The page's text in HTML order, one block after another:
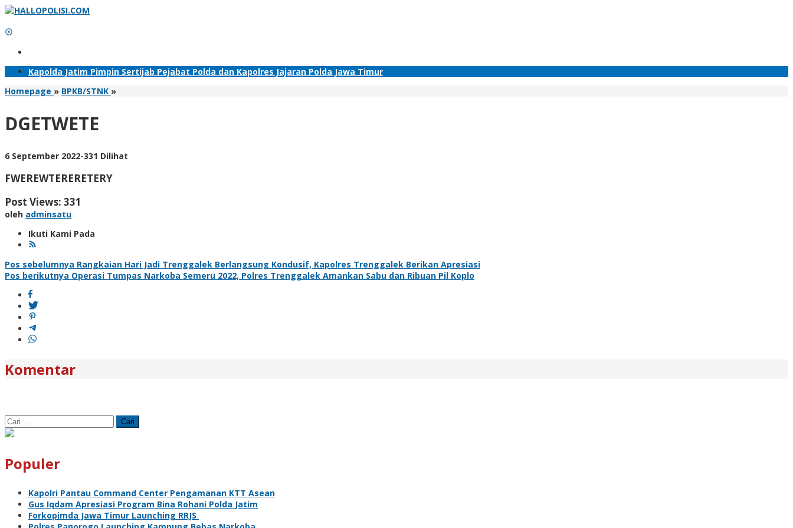
Lewati
konten
Kapolda Jatim Pimpin Sertijab Pejabat Polda dan Kapolres Jajaran Polda Jawa Timur
Homepage » BPKB/STNK »DGETWETE
DGETWETE
6 September 2022oleh
-331 Dilihat
FWEREWTERERETERY
Post Views: 331
oleh adminsatu
Ikuti Kami Pada
Navigasi
pos
Pos sebelumnya Rangkaian Hari Jadi Trenggalek Berlangsung Kondusif, Kapolres Trenggalek Berikan Apresiasi
Pos berikutnya Operasi Tumpas Narkoba Semeru 2022, Polres Trenggalek Amankan Sabu dan Ribuan Pil Koplo
Komentar
Cari
untuk:
Populer
Kapolri Pantau Command Center Pengamanan KTT Asean
Gus Iqdam Apresiasi Program Bina Rohani Polda Jatim
Forkopimda Jawa Timur Launching RRJS